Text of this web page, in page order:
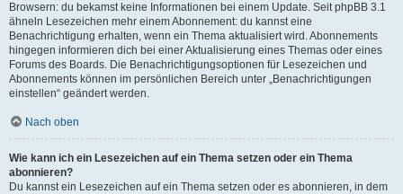
Browsern: du bekamst keine Informationen bei einem Update. Seit phpBB 3.1
ähneln Lesezeichen mehr einem Abonnement: du kannst eine
Benachrichtigung erhalten, wenn ein Thema aktualisiert wird. Abonnements
hingegen informieren dich bei einer Aktualisierung eines Themas oder eines
Forums des Boards. Die Benachrichtigungsoptionen für Lesezeichen und
Abonnements können im persönlichen Bereich unter „Benachrichtigungen
einstellen“ geändert werden.
Nach oben
Wie kann ich ein Lesezeichen auf ein Thema setzen oder ein Thema
abonnieren?
Du kannst ein Lesezeichen auf ein Thema setzen oder es abonnieren, in dem